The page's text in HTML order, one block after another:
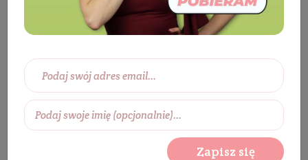
BESTSELLER
Zapisz się